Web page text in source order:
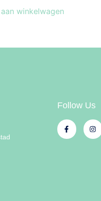
winkelwagen
Follow Us